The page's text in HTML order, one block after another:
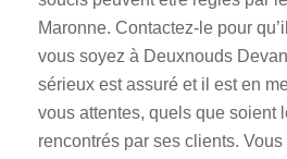
Maronne. Contactez-le pour
vous soyez à Deuxnouds
sérieux est assuré et il est en
vous attentes, quels que soient
rencontrés par ses clients.